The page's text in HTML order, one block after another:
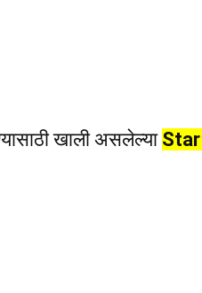
खाली असलेल्या